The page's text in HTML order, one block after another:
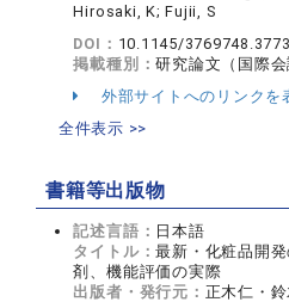
Hirosaki, K; Fujii, S
DOI： 10.1145/
掲載種別：研究論文（国際会
外部サイトへのリンクを
全件表示 >>
書籍等出版物
記述言語： 日本語
タイトル：最新・化粧品開
剤、機能評価の実際
出版者・発行元： 正木仁・